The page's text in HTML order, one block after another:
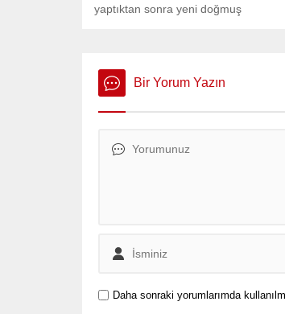
yaptıktan sonra yeni doğmuş
Duruşmada kendisini savunan
kadın, Çocuğumu ölü doğdu
koydum ve babama verdim.
Bir Yorum Yazın
Daha sonraki yorumlarımda